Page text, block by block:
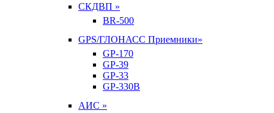
СКДВП »
BR-500
GPS/ГЛОНАСС Приемники»
GP-170
GP-39
GP-33
GP-330B
АИС »